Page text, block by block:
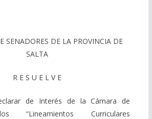
SENADORES DE LA PROVINCIA DE
SALTA
R E S U E L V E
de Interés de la Cámara de
“Lineamientos Curriculares